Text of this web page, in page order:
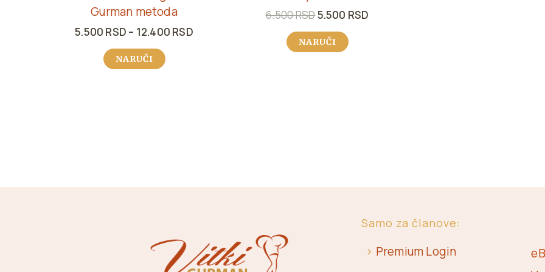
Gurman metoda
5.500 RSD – 12.400 RSD
NARUČI
6.500RSD5.500 RSD
NARUČI
Samo za članove:
> Premium Login